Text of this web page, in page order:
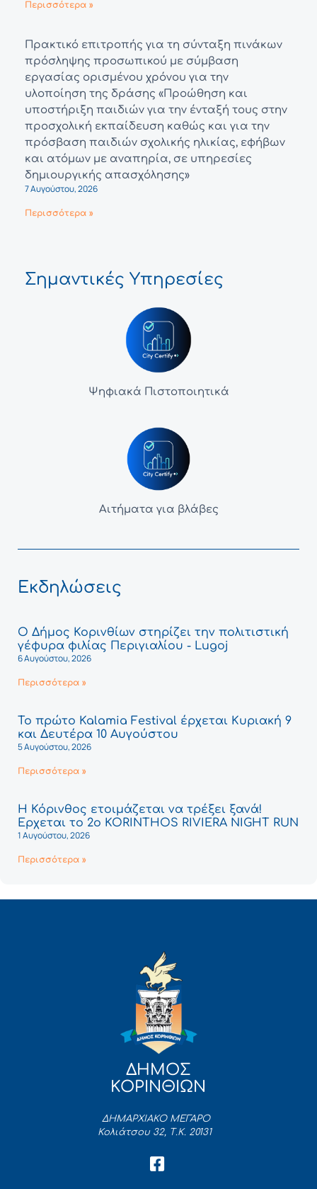
Περισσότερα »
Πρακτικό επιτροπής για τη σύνταξη πινάκων
πρόσληψης προσωπικού με σύμβαση
εργασίας ορισμένου χρόνου για την
υλοποίηση της δράσης «Προώθηση και
υποστήριξη παιδιών για την ένταξή τους στην
προσχολική εκπαίδευση καθώς και για την
πρόσβαση παιδιών σχολικής ηλικίας, εφήβων
και ατόμων με αναπηρία, σε υπηρεσίες
δημιουργικής απασχόλησης»
7 Αυγούστου, 2026
Περισσότερα »
Σημαντικές Υπηρεσίες
Ψηφιακά Πιστοποιητικά
Αιτήματα για βλάβες
Εκδηλώσεις
Ο Δήμος Κορινθίων στηρίζει την πολιτιστική
γέφυρα φιλίας Περιγιαλίου - Lugoj
6 Αυγούστου, 2026
Περισσότερα »
Το πρώτο Kalamia Festival έρχεται Κυριακή 9
και Δευτέρα 10 Αυγούστου
5 Αυγούστου, 2026
Περισσότερα »
Η Κόρινθος ετοιμάζεται να τρέξει ξανά!
Έρχεται το 2ο KORINTHOS RIVIERA NIGHT RUN
1 Αυγούστου, 2026
Περισσότερα »
ΔΗΜΟΣ
ΚΟΡΙΝΘΙΩΝ
ΔΗΜΑΡΧΙΑΚΟ ΜΕΓΑΡΟ
Κολιάτσου 32, Τ.Κ. 20131